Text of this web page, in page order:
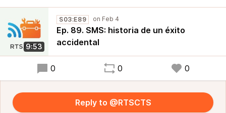
9:53
S03:E89
Ep. 89. SMS: historia de un éxito
accidental
0 0 0
Reply to @RTSCTS